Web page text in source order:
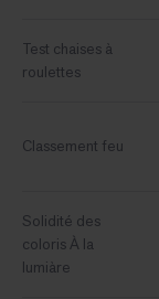
Test chaises à
roulettes
Classement feu
Solidité des
coloris À la
lumiàre